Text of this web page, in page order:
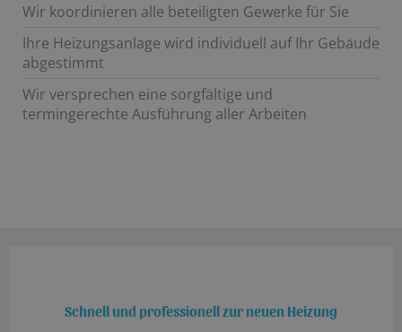
Wir koordinieren alle beteiligten Gewerke für Sie
Ihre Heizungsanlage wird individuell auf Ihr Gebäude
abgestimmt
Wir versprechen eine sorgfältige und
termingerechte Ausführung aller Arbeiten
Schnell und professionell zur neuen Heizung